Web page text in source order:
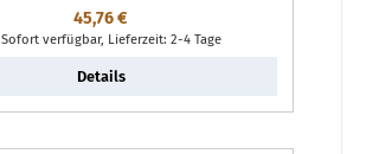
Regulärer Preis:
45,76 €
Sofort verfügbar, Lieferzeit: 2-4 Tage
Details